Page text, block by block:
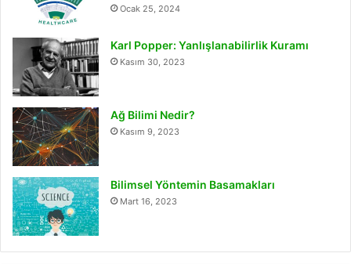
Ocak 25, 2024
Karl Popper: Yanlışlanabilirlik Kuramı
Kasım 30, 2023
Ağ Bilimi Nedir?
Kasım 9, 2023
Bilimsel Yöntemin Basamakları
Mart 16, 2023